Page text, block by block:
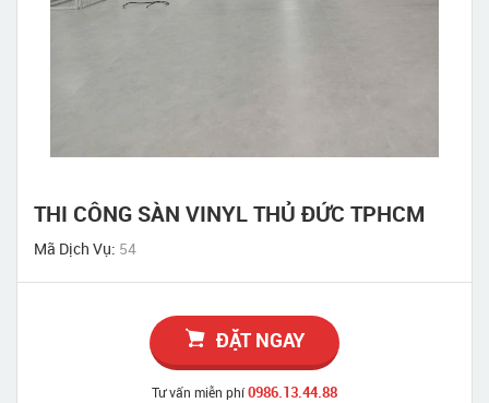
THI CÔNG SÀN VINYL THỦ ĐỨC TPHCM
Mã Dịch Vụ: 54
ĐẶT NGAY
Tư vấn miễn phí0986.13.44.88